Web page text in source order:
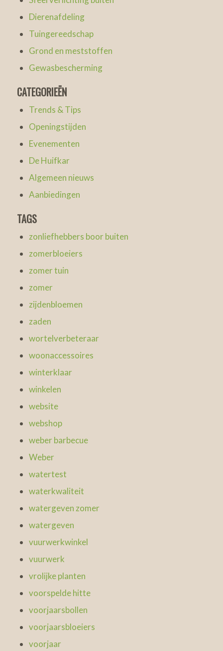
Dierenafdeling
Tuingereedschap
Grond en meststoffen
Gewasbescherming
CATEGORIEËN
Trends & Tips
Openingstijden
Evenementen
De Huifkar
Algemeen nieuws
Aanbiedingen
TAGS
zonliefhebbers boor buiten
zomerbloeiers
zomer tuin
zomer
zijdenbloemen
zaden
wortelverbeteraar
woonaccessoires
winterklaar
winkelen
website
webshop
weber barbecue
Weber
watertest
waterkwaliteit
watergeven zomer
watergeven
vuurwerkwinkel
vuurwerk
vrolijke planten
voorspelde hitte
voorjaarsbollen
voorjaarsbloeiers
voorjaar